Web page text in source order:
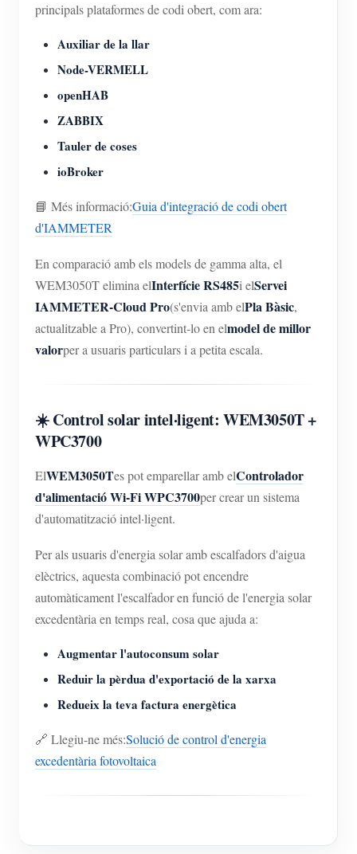
principals plataformes de codi obert, com ara:
Auxiliar de la llar
Node-VERMELL
openHAB
ZABBIX
Tauler de coses
ioBroker
📘 Més informació:Guia d'integració de codi obert
d'IAMMETER
En comparació amb els models de gamma alta, el
WEM3050T elimina elInterfície RS485i elServei
IAMMETER-Cloud Pro(s'envia amb elPla Bàsic,
actualitzable a Pro), convertint-lo en elmodel de millor
valorper a usuaris particulars i a petita escala.
☀️ Control solar intel·ligent: WEM3050T +
WPC3700
ElWEM3050Tes pot emparellar amb elControlador
d'alimentació Wi-Fi WPC3700per crear un sistema
d'automatització intel·ligent.
Per als usuaris d'energia solar amb escalfadors d'aigua
elèctrics, aquesta combinació pot encendre
automàticament l'escalfador en funció de l'energia solar
excedentària en temps real, cosa que ajuda a:
Augmentar l'autoconsum solar
Reduir la pèrdua d'exportació de la xarxa
Redueix la teva factura energètica
🔗 Llegiu-ne més:Solució de control d'energia
excedentària fotovoltaica